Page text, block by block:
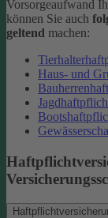
Vorsorgeaufwand
können Sie auch
geltend machen:
Haus- und